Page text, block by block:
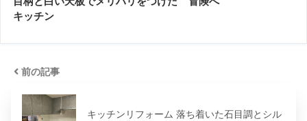
キッチン
前の記事
キッチンリフォーム 落ち着いた石目調とシル